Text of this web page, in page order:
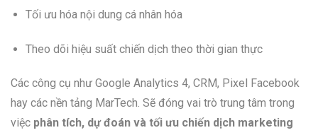
Tối ưu hóa nội dung cá nhân hóa
Theo dõi hiệu suất chiến dịch theo thời gian thực
Các công cụ như Google Analytics 4, CRM, Pixel Facebook
hay các nền tảng MarTech. Sẽ đóng vai trò trung tâm trong
việc phân tích, dự đoán và tối ưu chiến dịch marketing